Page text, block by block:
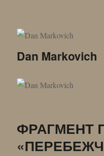
Dan Markovich
ФРАГМЕНТ